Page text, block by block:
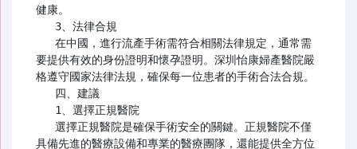
健康。
要提供有效的身份證明和懷孕證明。深圳怡康婦產醫院嚴
格遵守國家法律法規，確保每一位患者的手術合法合規。
具備先進的醫療設備和專業的醫療團隊，還能提供全方位